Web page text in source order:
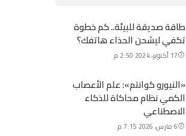
طاقة صديقة للبيئة.. كم خطوة
تكفي ليشحن الحذاء هاتفك؟
17 أكتوبر، 2024 2:50 م
«النيورو كوانتم»: علم الأعصاب
الكمي نظام محاكاة للذكاء
الاصطناعي
6 مارس، 2026 7:15 م